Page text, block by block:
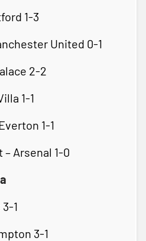
1-3
United 0-1
2-2
1-1
1-1
Arsenal 1-0
1
3-1